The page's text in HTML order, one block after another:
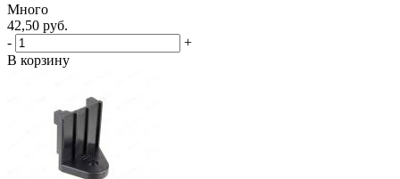
Много
42,50 руб.
-
+
В корзину